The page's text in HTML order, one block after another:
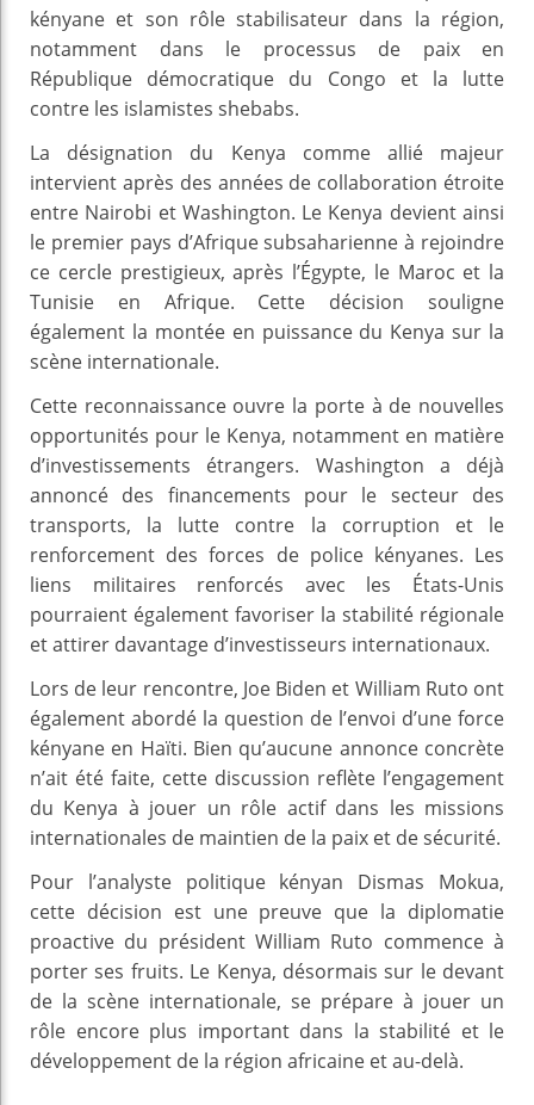
kényane et son rôle stabilisateur dans la région,
notamment dans le processus de paix en
République démocratique du Congo et la lutte
contre les islamistes shebabs.
La désignation du Kenya comme allié majeur
intervient après des années de collaboration étroite
entre Nairobi et Washington. Le Kenya devient ainsi
le premier pays d’Afrique subsaharienne à rejoindre
ce cercle prestigieux, après l’Égypte, le Maroc et la
Tunisie en Afrique. Cette décision souligne
également la montée en puissance du Kenya sur la
scène internationale.
Cette reconnaissance ouvre la porte à de nouvelles
opportunités pour le Kenya, notamment en matière
d’investissements étrangers. Washington a déjà
annoncé des financements pour le secteur des
transports, la lutte contre la corruption et le
renforcement des forces de police kényanes. Les
liens militaires renforcés avec les États-Unis
pourraient également favoriser la stabilité régionale
et attirer davantage d’investisseurs internationaux.
Lors de leur rencontre, Joe Biden et William Ruto ont
également abordé la question de l’envoi d’une force
kényane en Haïti. Bien qu’aucune annonce concrète
n’ait été faite, cette discussion reflète l’engagement
du Kenya à jouer un rôle actif dans les missions
internationales de maintien de la paix et de sécurité.
Pour l’analyste politique kényan Dismas Mokua,
cette décision est une preuve que la diplomatie
proactive du président William Ruto commence à
porter ses fruits. Le Kenya, désormais sur le devant
de la scène internationale, se prépare à jouer un
rôle encore plus important dans la stabilité et le
développement de la région africaine et au-delà.